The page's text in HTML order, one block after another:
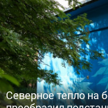
Северное тепло на